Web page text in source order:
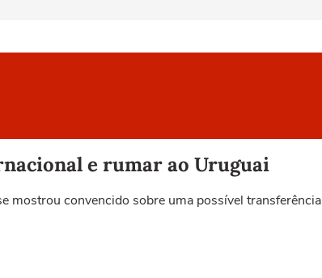
e rumar ao Uruguai
mostrou convencido sobre uma possível transferência